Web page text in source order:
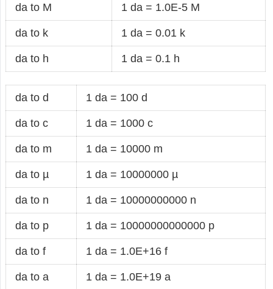
da to M 1 da = 1.0E-5 M
da to k 1 da = 0.01 k
da to h 1 da = 0.1 h
da to d 1 da = 100 d
da to c 1 da = 1000 c
da to m 1 da = 10000 m
da to µ 1 da = 10000000 µ
da to n 1 da = 10000000000 n
da to p 1 da = 10000000000000 p
da to f 1 da = 1.0E+16 f
da to a 1 da = 1.0E+19 a